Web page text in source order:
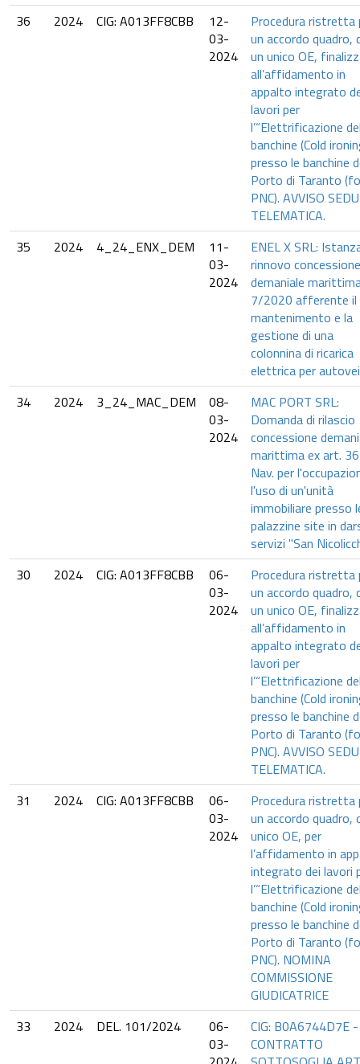
36
2024 CIG: A013FF8CBB
12-
03-
2024
Procedura ristretta
un accordo quadro,
un unico OE,
all’affidamento in
appalto integrato
lavori per
l’“Elettrificazione
banchine (Cold
presso le banchine
Porto di Taranto
PNC). AVVISO
TELEMATICA.
35
2024 4_24_ENX_DEM
11-
03-
2024
ENEL X SRL:
rinnovo concessione
demaniale
7/2020 afferente il
mantenimento e la
gestione di una
colonnina di ricarica
elettrica per
34
2024 3_24_MAC_DEM
08-
03-
2024
MAC PORT SRL:
Domanda di rilascio
concessione
marittima ex art. 36
Nav. per
l'uso di un'unità
immobiliare presso
palazzine site in
servizi "San
30
2024 CIG: A013FF8CBB
06-
03-
2024
Procedura ristretta
un accordo quadro,
un unico OE,
all’affidamento in
appalto integrato
lavori per
l’“Elettrificazione
banchine (Cold
presso le banchine
Porto di Taranto
PNC). AVVISO
TELEMATICA.
31
2024 CIG: A013FF8CBB
06-
03-
2024
Procedura ristretta
un accordo quadro,
unico OE, per
l’affidamento in
integrato dei lavori
l’“Elettrificazione
banchine (Cold
presso le banchine
Porto di Taranto
PNC). NOMINA
COMMISSIONE
GIUDICATRICE
33
2024 DEL. 101/2024
06-
03-
CIG: B0A6744D7E -
CONTRATTO